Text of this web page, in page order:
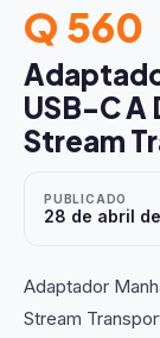
Q 560
USB-C A
Stream
PUBLICADO
28 de abril
Adaptador
Stream